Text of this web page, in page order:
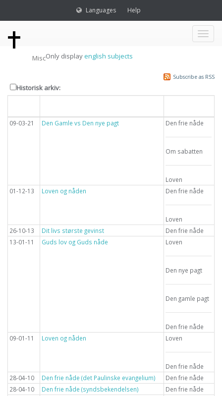
Languages Help
Toggle
MiscOnly displayenglish subjects
Subscribe as RSS
Historisk arkiv:
09-03-21 Den Gamle vs Den nye pagt Den frie nåde
Om sabatten
Loven
01-12-13
Loven og nåden Den frie nåde
Loven
26-10-13
Dit livs største gevinst
Den frie nåde
13-01-11
Guds lov og Guds nåde Loven
Den nye pagt
Den gamle pagt
Den frie nåde
09-01-11
Loven og nåden Loven
Den frie nåde
28-04-10
Den frie nåde (det Paulinske evangelium)
Den frie nåde
28-04-10
Den frie nåde (syndsbekendelsen)
Den frie nåde